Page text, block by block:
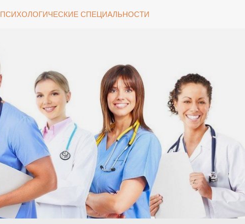
ПСИХОЛОГИЧЕСКИЕ СПЕЦИАЛЬНОСТИ